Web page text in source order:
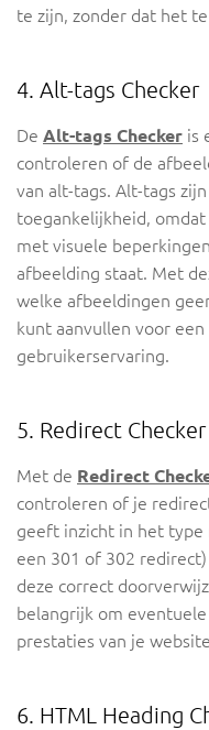
te zijn, zonder dat het
4. Alt-tags Checker
De Alt-tags Checker is
controleren of de
van alt-tags. Alt-tags
toegankelijkheid,
met visuele
afbeelding staat. Met
welke afbeeldingen
kunt aanvullen voor een
gebruikerservaring.
5. Redirect Checker
Met de Redirect
controleren of je
geeft inzicht in het
een 301 of 302
deze correct
belangrijk om
prestaties van je
6. HTML Heading